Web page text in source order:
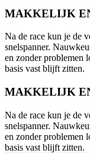
MAKKELIJK
Na de race kun je de
snelspanner.
en zonder problemen
basis vast blijft zitten.
MAKKELIJK
Na de race kun je de
snelspanner.
en zonder problemen
basis vast blijft zitten.